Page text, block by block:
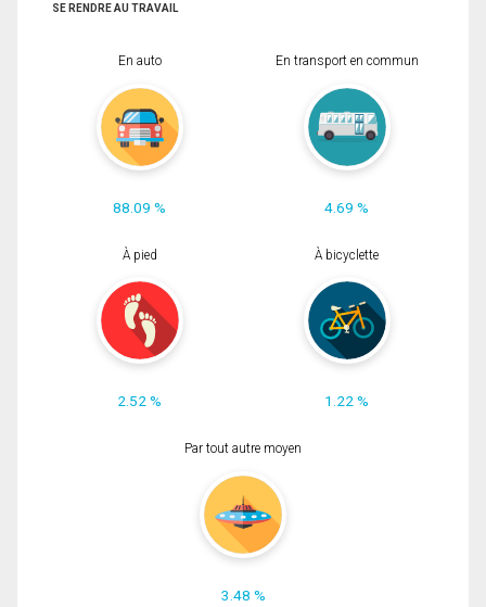
SE RENDRE AU TRAVAIL
En auto
88.09 %
En transport en commun
4.69 %
À pied
2.52 %
À bicyclette
1.22 %
Par tout autre moyen
3.48 %